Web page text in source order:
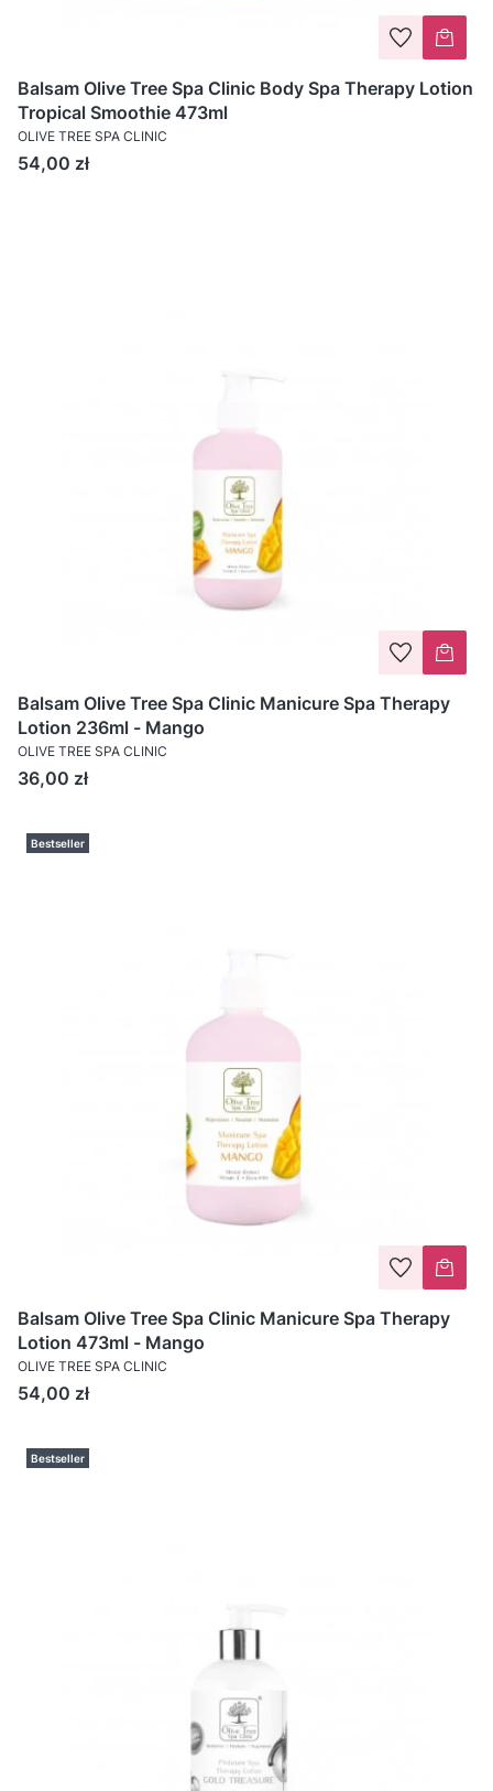
Balsam Olive Tree Spa Clinic Body Spa Therapy Lotion
Tropical Smoothie 473ml
OLIVE TREE SPA CLINIC
Cena
54,00 zł
Balsam Olive Tree Spa Clinic Manicure Spa Therapy
Lotion 236ml - Mango
OLIVE TREE SPA CLINIC
Cena
36,00 zł
Bestseller
Balsam Olive Tree Spa Clinic Manicure Spa Therapy
Lotion 473ml - Mango
OLIVE TREE SPA CLINIC
Cena
54,00 zł
Bestseller